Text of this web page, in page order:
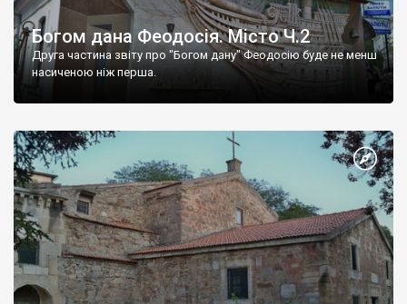
Богом дана Феодосія. Місто Ч.2
Друга частина звіту про "Богом дану" Феодосію буде не менш
насиченою ніж перша.